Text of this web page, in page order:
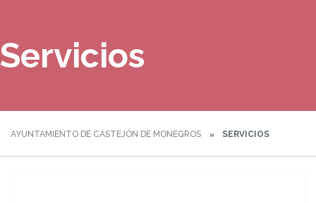
Servicios
AYUNTAMIENTO DE CASTEJÓN DE MONEGROS SERVICIOS